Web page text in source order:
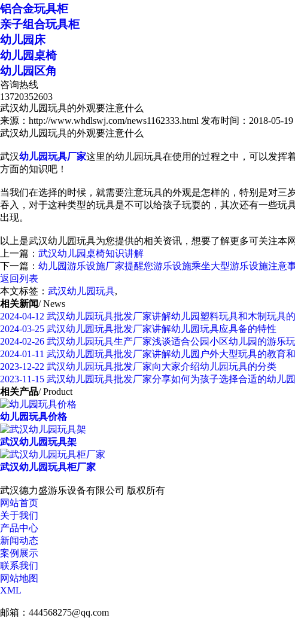
铝合金玩具柜
亲子组合玩具柜
幼儿园床
幼儿园桌椅
幼儿园区角
咨询热线
13720352603
武汉幼儿园玩具的外观要注意什么
来源：http://www.whdlswj.com/news1162333.html 发布时间：2018-05-19
武汉幼儿园玩具的外观要注意什么
武汉幼儿园玩具厂家这里的幼儿园玩具在使用的过程之中，可以发挥
方面的知识吧！
当我们在选择的时候，就需要注意玩具的外观是怎样的，特别是对
吞入，对于这种类型的玩具是不可以给孩子玩耍的，其次还有一些
出现。
以上是武汉幼儿园玩具为您提供的相关资讯，想要了解更多可关注本网
上一篇： 武汉幼儿园桌椅知识讲解
下一篇： 幼儿园游乐设施厂家提醒您游乐设施乘坐大型游乐设施注意
返回列表
本文标签： 武汉幼儿园玩具,
相关新闻/ News
2024-04-12 武汉幼儿园玩具批发厂家讲解幼儿园塑料玩具和木制玩具
2024-03-25 武汉幼儿园玩具批发厂家讲解幼儿园玩具应具备的特性
2024-02-26 武汉幼儿园玩具生产厂家浅谈适合公园小区幼儿园的游乐
2024-01-11 武汉幼儿园玩具批发厂家讲解幼儿园户外大型玩具的教育
2023-12-22 武汉幼儿园玩具批发厂家向大家介绍幼儿园玩具的分类
2023-11-15 武汉幼儿园玩具批发厂家分享如何为孩子选择合适的幼儿
相关产品/ Product
幼儿园玩具价格
武汉幼儿园玩具架
武汉幼儿园玩具柜厂家
武汉德力盛游乐设备有限公司 版权所有
网站首页
关于我们
产品中心
新闻动态
案例展示
联系我们
网站地图
XML
邮箱：444568275@qq.com